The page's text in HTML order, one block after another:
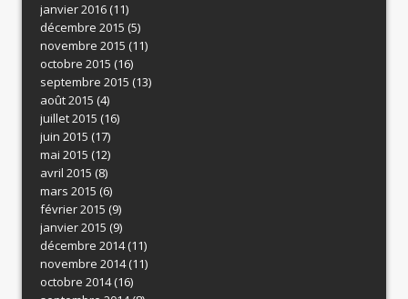
janvier 2016(11)
décembre 2015 (5)
novembre 2015 (11)
octobre 2015 (16)
septembre 2015 (13)
août 2015 (4)
juillet 2015 (16)
juin 2015 (17)
mai 2015 (12)
avril 2015 (8)
mars 2015 (6)
février 2015 (9)
janvier 2015 (9)
décembre 2014(11)
novembre 2014(11)
octobre 2014(16)